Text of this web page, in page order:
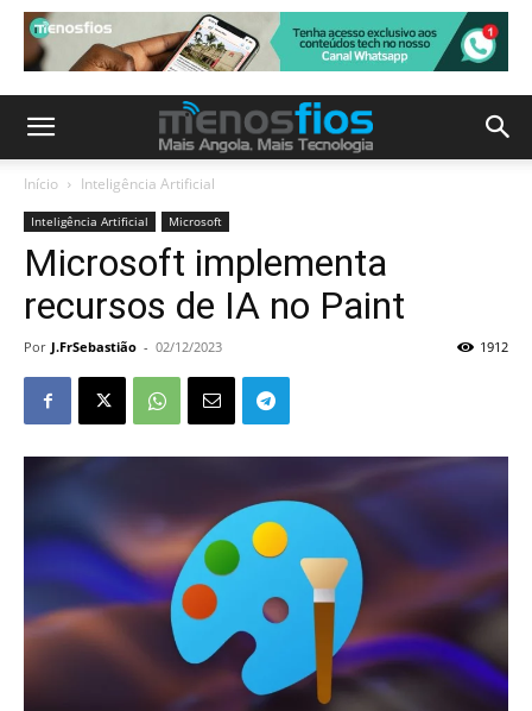
Início Inteligência Artificial
Inteligência Artificial Microsoft
Microsoft implementa
recursos de IA no Paint
Por J.FrSebastião - 02/12/2023 1912